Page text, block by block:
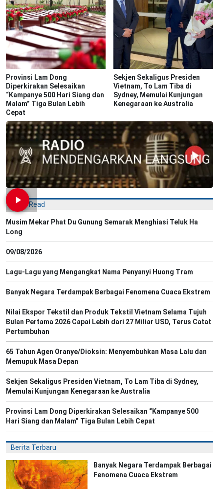
Provinsi Lam Dong
Diperkirakan Selesaikan
“Kampanye 500 Hari Siang dan
Malam” Tiga Bulan Lebih
Cepat
Sekjen Sekaligus Presiden
Vietnam, To Lam Tiba di
Sydney, Memulai Kunjungan
Kenegaraan ke Australia
Most Read
Musim Mekar Phat Du Gunung Semarak Menghiasi Teluk Ha
Long
09/08/2026
Lagu-Lagu yang Mengangkat Nama Penyanyi Huong Tram
Banyak Negara Terdampak Berbagai Fenomena Cuaca Ekstrem
Nilai Ekspor Tekstil dan Produk Tekstil Vietnam Selama Tujuh
Bulan Pertama 2026 Capai Lebih dari 27 Miliar USD, Terus Catat
Pertumbuhan
65 Tahun Agen Oranye/Dioksin: Menyembuhkan Masa Lalu dan
Memupuk Masa Depan
Sekjen Sekaligus Presiden Vietnam, To Lam Tiba di Sydney,
Memulai Kunjungan Kenegaraan ke Australia
Provinsi Lam Dong Diperkirakan Selesaikan “Kampanye 500
Hari Siang dan Malam” Tiga Bulan Lebih Cepat
Berita Terbaru
Banyak Negara Terdampak Berbagai
Fenomena Cuaca Ekstrem